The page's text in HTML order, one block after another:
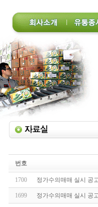
번호
1700 정가수의매매 실시 공
1699 정가수의매매 실시 공